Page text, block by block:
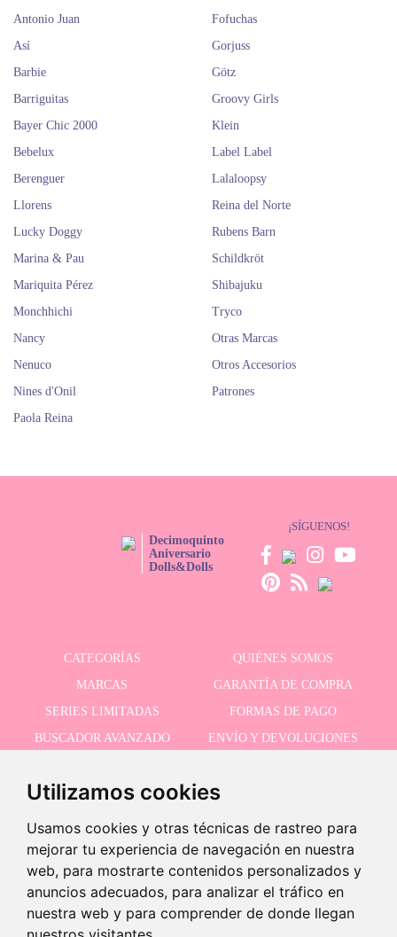
Utilizamos cookies
Usamos cookies y otras técnicas de rastreo para
mejorar tu experiencia de navegación en nuestra
web, para mostrarte contenidos personalizados y
anuncios adecuados, para analizar el tráfico en
nuestra web y para comprender de donde llegan
Antonio Juan
Así
Barbie
Barriguitas
Bayer Chic 2000
Bebelux
Berenguer
Fofuchas
Gorjuss
Götz
Groovy Girls
Klein
Label Label
Lalaloopsy
Llorens
Lucky Doggy
Marina & Pau
Mariquita Pérez
Monchhichi
Nancy
Nenuco
Nines d'Onil
Paola Reina
Reina del Norte
Rubens Barn
Schildkröt
Shibajuku
Tryco
Otras Marcas
Otros Accesorios
Patrones
Decimoquinto
Aniversario
Dolls&Dolls
¡SÍGUENOS!
CATEGORÍAS
QUIÉNES SOMOS
MARCAS
GARANTÍA DE COMPRA
SERIES LIMITADAS
FORMAS DE PAGO
BUSCADOR AVANZADO
ENVÍO Y DEVOLUCIONES
RECIBE NUESTRAS ÚLTIMAS NOVEDADES
Acepto la política de privacidad